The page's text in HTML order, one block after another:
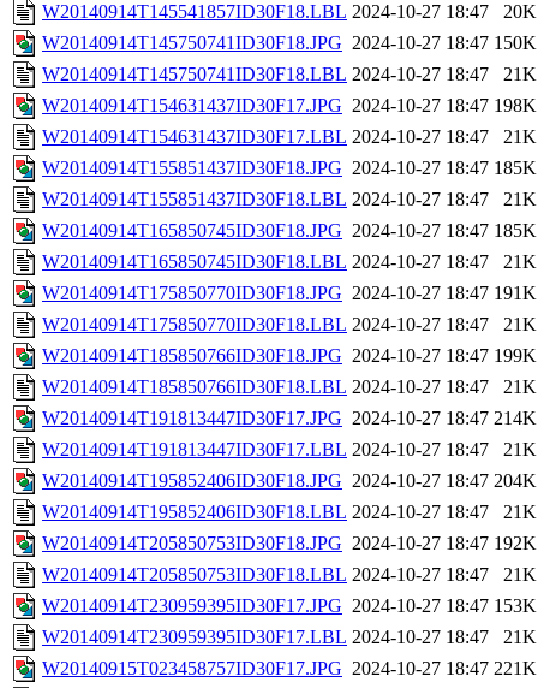
W20140914T145541857ID30F18.LBL 2024-10-27 18:47
20K
W20140914T145750741ID30F18.JPG 2024-10-27 18:47 150K
W20140914T145750741ID30F18.LBL 2024-10-27 18:47
21K
W20140914T154631437ID30F17.JPG 2024-10-27 18:47 198K
W20140914T154631437ID30F17.LBL 2024-10-27 18:47
21K
W20140914T155851437ID30F18.JPG 2024-10-27 18:47 185K
W20140914T155851437ID30F18.LBL 2024-10-27 18:47
21K
W20140914T165850745ID30F18.JPG 2024-10-27 18:47 185K
W20140914T165850745ID30F18.LBL 2024-10-27 18:47
21K
W20140914T175850770ID30F18.JPG 2024-10-27 18:47 191K
W20140914T175850770ID30F18.LBL 2024-10-27 18:47
21K
W20140914T185850766ID30F18.JPG 2024-10-27 18:47 199K
W20140914T185850766ID30F18.LBL 2024-10-27 18:47
21K
W20140914T191813447ID30F17.JPG 2024-10-27 18:47 214K
W20140914T191813447ID30F17.LBL 2024-10-27 18:47
21K
W20140914T195852406ID30F18.JPG 2024-10-27 18:47 204K
W20140914T195852406ID30F18.LBL 2024-10-27 18:47
21K
W20140914T205850753ID30F18.JPG 2024-10-27 18:47 192K
W20140914T205850753ID30F18.LBL 2024-10-27 18:47
21K
W20140914T230959395ID30F17.JPG 2024-10-27 18:47 153K
W20140914T230959395ID30F17.LBL 2024-10-27 18:47
21K
W20140915T023458757ID30F17.JPG 2024-10-27 18:47 221K